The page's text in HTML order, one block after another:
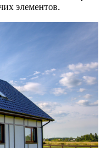
элементов.